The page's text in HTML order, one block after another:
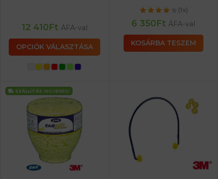
12 410Ft ÁFA-val
OPCIÓK VÁLASZTÁSA
(1x)
6 350Ft ÁFA-val
KOSÁRBA TESZEM
SZÁLLÍTÁS INGYENES!